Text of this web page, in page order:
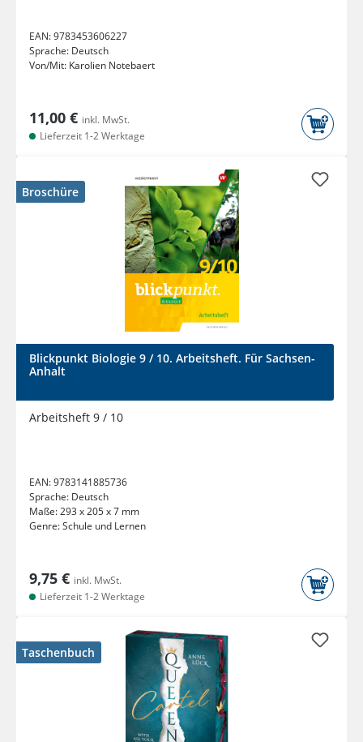
EAN:9783453606227
Sprache: Deutsch
Von/Mit: Karolien Notebaert
11,00 € inkl. MwSt.
Lieferzeit 1-2 Werktage
Broschüre
Blickpunkt Biologie 9 / 10. Arbeitsheft. Für Sachsen-
Anhalt
Arbeitsheft 9 / 10
EAN:9783141885736
Sprache: Deutsch
Maße:293 x 205 x 7 mm
Genre:Schule und Lernen
9,75 € inkl. MwSt.
Lieferzeit 1-2 Werktage
Taschenbuch